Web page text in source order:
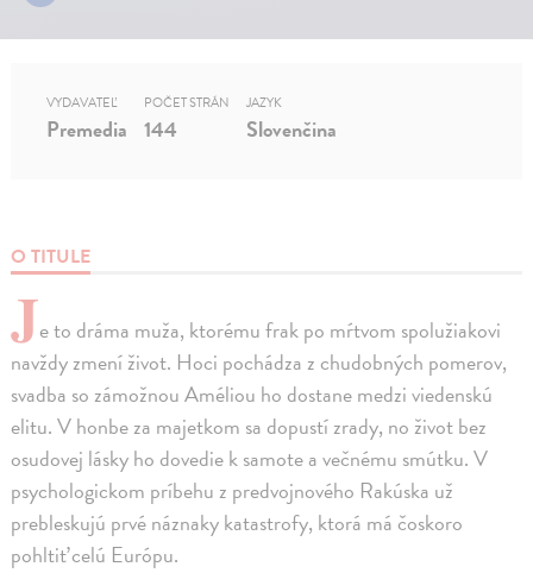
O TITULE
Je to dráma muža, ktorému frak po mŕtvom spolužiakovi
navždy zmení život. Hoci pochádza z chudobných pomerov,
svadba so zámožnou Améliou ho dostane medzi viedenskú
elitu. V honbe za majetkom sa dopustí zrady, no život bez
osudovej lásky ho dovedie k samote a večnému smútku. V
psychologickom príbehu z predvojnového Rakúska už
prebleskujú prvé náznaky katastrofy, ktorá má čoskoro
pohltiť celú Európu.
VYDAVATEĽ
Premedia
POČET STRÁN
144
JAZYK
Slovenčina